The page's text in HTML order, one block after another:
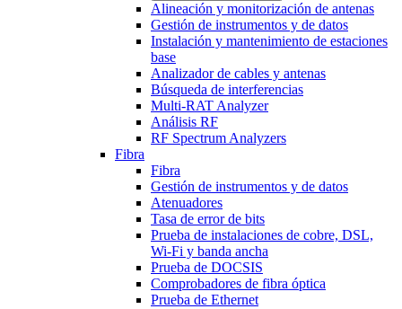
Alineación y monitorización de antenas
Gestión de instrumentos y de datos
Instalación y mantenimiento de estaciones
base
Analizador de cables y antenas
Búsqueda de interferencias
Multi-RAT Analyzer
Análisis RF
RF Spectrum Analyzers
Fibra
Fibra
Gestión de instrumentos y de datos
Atenuadores
Tasa de error de bits
Prueba de instalaciones de cobre, DSL,
Wi-Fi y banda ancha
Prueba de DOCSIS
Comprobadores de fibra óptica
Prueba de Ethernet